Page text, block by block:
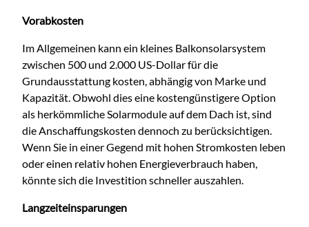
Vorabkosten
Im Allgemeinen kann ein kleines Balkonsolarsystem
zwischen 500 und 2.000 US-Dollar für die
Grundausstattung kosten, abhängig von Marke und
Kapazität. Obwohl dies eine kostengünstigere Option
als herkömmliche Solarmodule auf dem Dach ist, sind
die Anschaffungskosten dennoch zu berücksichtigen.
Wenn Sie in einer Gegend mit hohen Stromkosten leben
oder einen relativ hohen Energieverbrauch haben,
könnte sich die Investition schneller auszahlen.
Langzeiteinsparungen